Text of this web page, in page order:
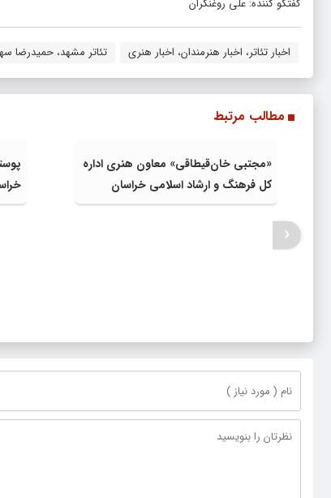
گفتگو کننده: علی روغنگران
اخبار تئاتر، اخبار هنرمندان، اخبار هنری تئاتر مشهد، حمیدرضا
مطالب مرتبط
«مجتبی خان‌قیطاقی» معاون هنری اداره
کل فرهنگ و ارشاد اسلامی خراسان
رضوی شد
‹